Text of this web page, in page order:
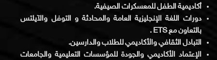
أكاديمية الطفل للمعسكرات الصيفية.
دورات اللغة الإنجليزية العامة والمحادثة و التوفل والآيلتس
بالتعاون مع ETS .
التبادل الثقافي والأكاديمي للطلاب والدارسين.
الإعتماد الأكاديمي والجودة للمؤسسات التعليمية والجامعات